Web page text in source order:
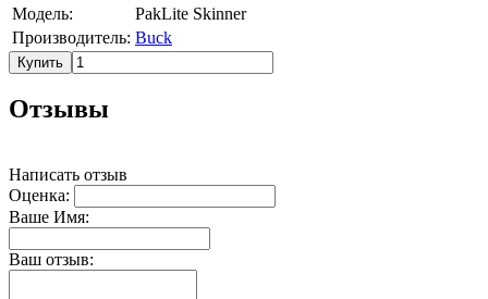
Модель:
PakLite Skinner
Производитель: Buck
Купить
Отзывы
Написать отзыв
Оценка:
Ваше Имя:
Ваш отзыв: